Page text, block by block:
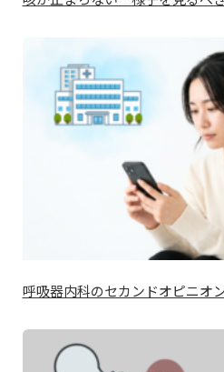
呼吸器内科のセカンドオピニオ